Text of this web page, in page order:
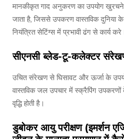
मानकीकृत गाद अनुकरण का उपयोग खुरचने
जाता है, जिससे उपकरण वास्तविक
नियंत्रित सेटिंग्स में प्रभावी ढंग से कार्य
सीएनसी ब्लेड-टू-कलेक्टर
उचित संरेखण से घिसावट और ऊर्जा के
वास्तविक जल उपचार में स्क्रैपिंग
वृद्धि होती है।
डुबोकर आयु परीक्षण (इमर्शन